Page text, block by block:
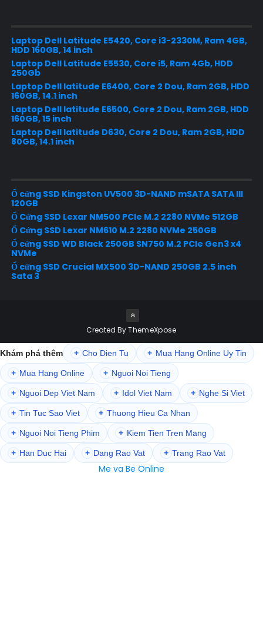
Laptop Dell Latitude E5420, Core i3-2330M, Ram 4GB,
HDD 160GB, 14 inch
Laptop Dell Latitude E5530, Core i5, Ram 4Gb, HDD
250Gb
Laptop Dell latitude E6400, Core 2 Dou, Ram 2GB, HDD
160GB, 14.1 inch
Laptop Dell latitude E6500, Core 2 Dou, Ram 2GB, HDD
160GB, 15 inch
Laptop Dell latitude D630, Core 2 Dou, Ram 2GB, HDD
80GB, 14.1 inch
Ổ cứng SSD Kingston UV500 3D-NAND mSATA SATA III
120GB
Ổ Cứng SSD Lexar NM500 PCIe M.2 2280 NVMe 512GB
Ổ Cứng SSD Lexar NM610 M.2 2280 NVMe 250GB
Ổ cứng SSD WD Black 250GB SN750 M.2 PCIe Gen3 x4
NVMe
Ổ cứng SSD Crucial MX500 3D-NAND 250GB 2.5 inch
Sata 3
Created ByThemeXpose
Khám phá thêm + Cho Dien Tu + Mua Hang Online Uy Tin
+ Mua Hang Online + Nguoi Noi Tieng
+ Nguoi Dep Viet Nam + Idol Viet Nam + Nghe Si Viet
+ Tin Tuc Sao Viet + Thuong Hieu Ca Nhan
+ Nguoi Noi Tieng Phim + Kiem Tien Tren Mang
+ Han Duc Hai + Dang Rao Vat + Trang Rao Vat
Me va Be Online